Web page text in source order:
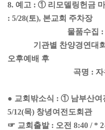
8. 예고 : ① 리모델링헌금
: 5/28(토), 본교회 주차장
물품수집
기관별 찬양경연대회(7
오후예배 후
곡명 :
● 교회밖소식 : ① 남부산여
5/12(목) 창녕여전도회관
☞ 교회출발 : 오전 8:40 / *